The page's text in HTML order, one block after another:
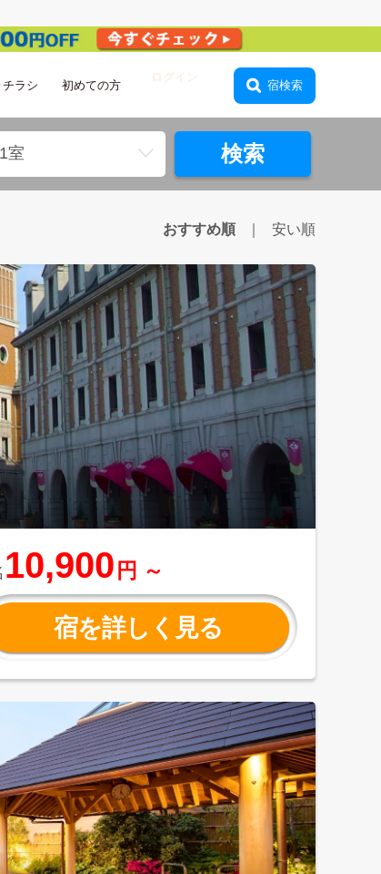
ラシ 初めての方 会員登録 宿検索
室 検索
おすすめ順 安い順
10,900 円 ～
宿を詳しく見る